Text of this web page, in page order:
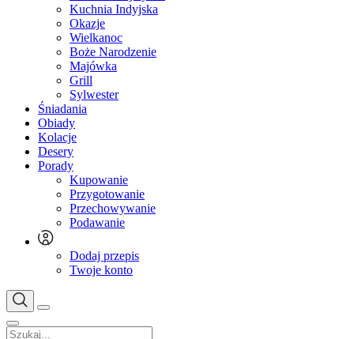
Kuchnia Indyjska
Okazje
Wielkanoc
Boże Narodzenie
Majówka
Grill
Sylwester
Śniadania
Obiady
Kolacje
Desery
Porady
Kupowanie
Przygotowanie
Przechowywanie
Podawanie
Dodaj przepis
Twoje konto